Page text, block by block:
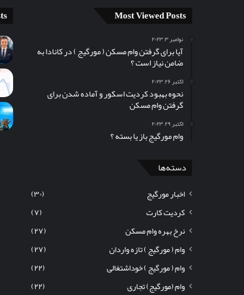
Most Viewed Posts
نوامبر ۳, ۲۰۲۳
آیا برای گرفتن وام مسکن (‌ مورگیج ) در کانادا به
ضامن نیاز است ؟
اکتبر ۲۶, ۲۰۲۳
نحوه بهبود کردیت اسکور و آماده شدن برای
گرفتن وام مسکن
اکتبر ۲۹, ۲۰۲۳
وام مورگیج باز یا بسته ؟
دسته‌ها
اخبار مورگیج
(۳۰)
کردیت کارت
(۷)
نرخ بهره وام مسکن
(۲۷)
وام ( مورگیج ) تازه واردان
(۲۷)
وام ( مورگیج ) خوداشتغالی
(۲۲)
وام (مورگیج) تجاری
(۲۲)